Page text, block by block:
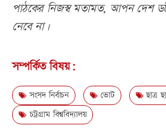
পাঠকের নিজস্ব মতামত, আপন দেশ
নেবে না।
সম্পর্কিত বিষয়:
সংসদ নির্বাচন ভোট ছাত্র
চট্রগ্রাম বিশ্ববিদ্যালয়